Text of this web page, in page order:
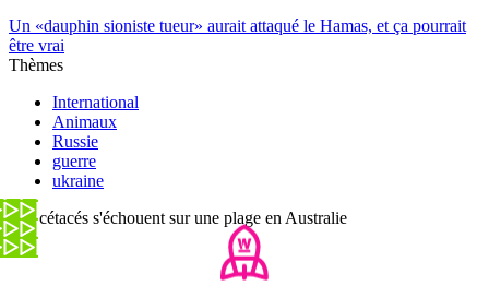
Un «dauphin sioniste tueur» aurait attaqué le Hamas, et ça pourrait
être vrai
Thèmes
International
Animaux
Russie
guerre
ukraine
230 cétacés s'échouent sur une plage en Australie